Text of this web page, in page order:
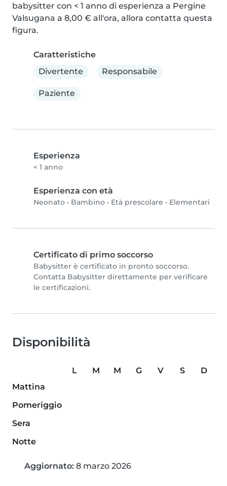
babysitter con < 1 anno di esperienza a Pergine
Valsugana a 8,00 € all'ora, allora contatta questa
figura.
Caratteristiche
Divertente
Responsabile
Paziente
Esperienza
< 1 anno
Esperienza con età
Neonato • Bambino • Età prescolare • Elementari
Certificato di primo soccorso
Babysitter è certificato in pronto soccorso.
Contatta Babysitter direttamente per verificare
le certificazioni.
Disponibilità
L M M G V S
D
Mattina
Pomeriggio
Sera
Notte
Aggiornato: 8 marzo 2026